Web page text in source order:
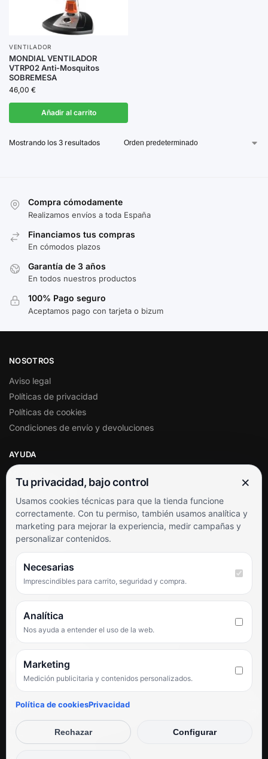
VENTILADOR
MONDIAL VENTILADOR
VTRP02 Anti-Mosquitos
SOBREMESA
46,00 €
Añadir al carrito
Mostrando los 3 resultados
Compra cómodamente
Realizamos envíos a toda España
Financiamos tus compras
En cómodos plazos
Garantía de 3 años
En todos nuestros productos
100% Pago seguro
Aceptamos pago con tarjeta o bizum
NOSOTROS
Aviso legal
Políticas de privacidad
Políticas de cookies
Condiciones de envío y devoluciones
AYUDA
Soporte al cliente
Contacto
Términos y condiciones
Preguntas frecuentes
SÍGUENOS
Facebook
TikTok
PUNTUACIÓN DE 4,6 SOBRE 5 EN GOOGLE
★★★★★
Hemos comprado en varias ocasiones y siempre dan respuesta.
Espectacular, servicio de 10.»
Iván Rodríguez Ramos
Tu privacidad, bajo control ×
Usamos cookies técnicas para que la tienda funcione
correctamente. Con tu permiso, también usamos analítica y
marketing para mejorar la experiencia, medir campañas y
personalizar contenidos.
Necesarias
Imprescindibles para carrito, seguridad y compra.
Analítica
Nos ayuda a entender el uso de la web.
Marketing
Medición publicitaria y contenidos personalizados.
Política de cookiesPrivacidad
Rechazar Configurar